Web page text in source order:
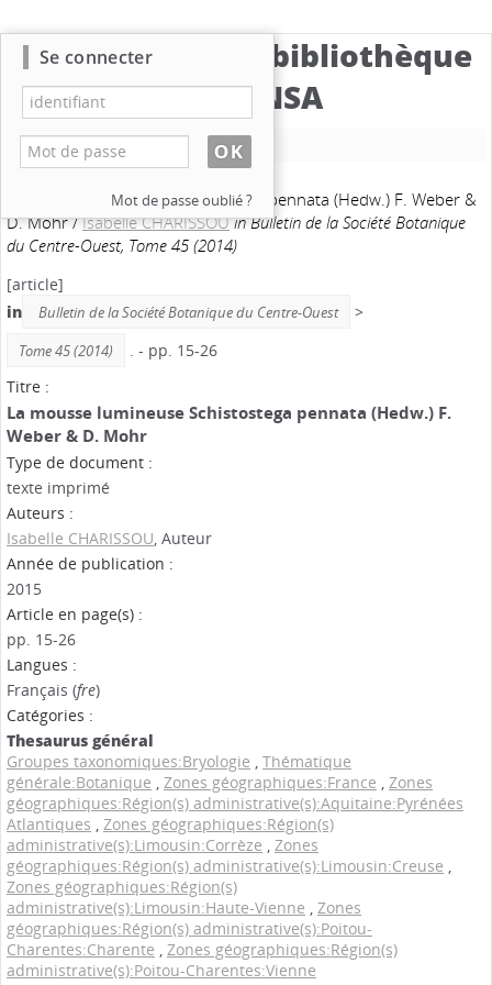
Catalogue de la bibliothèque
du CBNSA
Nouvelle recherche
La mousse lumineuse Schistostega pennata (Hedw.) F. Weber &
D. Mohr/Isabelle CHARISSOUin Bulletin de la Société Botanique
du Centre-Ouest, Tome 45 (2014)
[article]
in
Bulletin de la Société Botanique du Centre-Ouest >
Tome 45 (2014)
. - pp. 15-26
Titre :
La mousse lumineuse Schistostega pennata (Hedw.) F.
Weber & D. Mohr
Type de document :
texte imprimé
Auteurs :
Isabelle CHARISSOU, Auteur
Année de publication :
2015
Article en page(s) :
pp. 15-26
Langues :
Français (fre)
Catégories :
Thesaurus général
Groupes taxonomiques:Bryologie , Thématique
générale:Botanique , Zones géographiques:France , Zones
géographiques:Région(s) administrative(s):Aquitaine:Pyrénées
Atlantiques , Zones géographiques:Région(s)
administrative(s):Limousin:Corrèze , Zones
géographiques:Région(s) administrative(s):Limousin:Creuse ,
Zones géographiques:Région(s)
administrative(s):Limousin:Haute-Vienne , Zones
géographiques:Région(s) administrative(s):Poitou-
Charentes:Charente , Zones géographiques:Région(s)
administrative(s):Poitou-Charentes:Vienne
Se connecter
Mot de passe oublié ?